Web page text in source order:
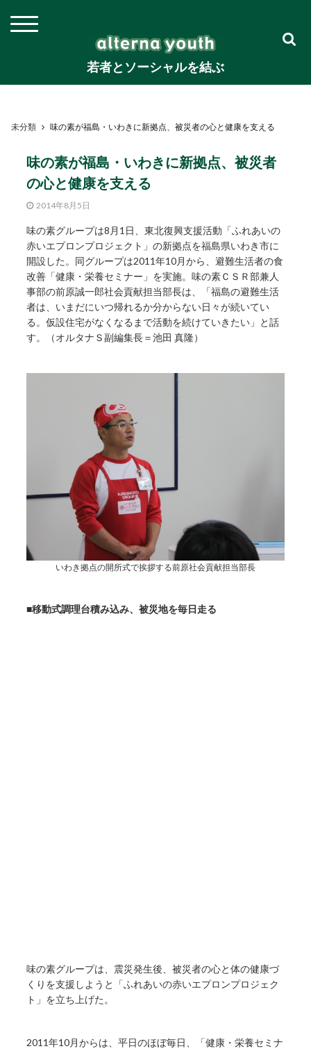
若者とソーシャルを結ぶ
未分類 味の素が福島・いわきに新拠点、被災者の心と健康を支える
味の素が福島・いわきに新拠点、被災者
の心と健康を支える
2014年8月5日
味の素グループは8月1日、東北復興支援活動「ふれあいの
赤いエプロンプロジェクト」の新拠点を福島県いわき市に
開設した。同グループは2011年10月から、避難生活者の食
改善「健康・栄養セミナー」を実施。味の素ＣＳＲ部兼人
事部の前原誠一郎社会貢献担当部長は、「福島の避難生活
者は、いまだにいつ帰れるか分からない日々が続いてい
る。仮設住宅がなくなるまで活動を続けていきたい」と話
す。（オルタナＳ副編集長＝池田 真隆）
いわき拠点の開所式で挨拶する前原社会貢献担当部長
■移動式調理台積み込み、被災地を毎日走る
味の素グループは、震災発生後、被災者の心と体の健康づ
くりを支援しようと「ふれあいの赤いエプロンプロジェク
ト」を立ち上げた。
2011年10月からは、平日のほぼ毎日、「健康・栄養セミナ